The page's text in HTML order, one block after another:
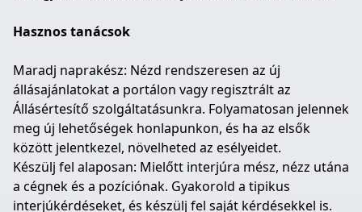
Hasznos tanácsok
Maradj naprakész: Nézd rendszeresen az új
állásajánlatokat a portálon vagy regisztrált az
Állásértesítő szolgáltatásunkra. Folyamatosan jelennek
meg új lehetőségek honlapunkon, és ha az elsők
között jelentkezel, növelheted az esélyeidet.
Készülj fel alaposan: Mielőtt interjúra mész, nézz utána
a cégnek és a pozíciónak. Gyakorold a tipikus
interjúkérdéseket, és készülj fel saját kérdésekkel is.